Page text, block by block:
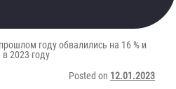
году обвалились на 16 % и
2023 году
Posted on 12.01.2023